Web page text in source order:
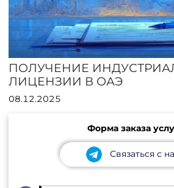
ПОЛУЧЕНИЕ
ЛИЦЕНЗИИ В ОАЭ
08.12.2025
Форма заказа
Связаться с